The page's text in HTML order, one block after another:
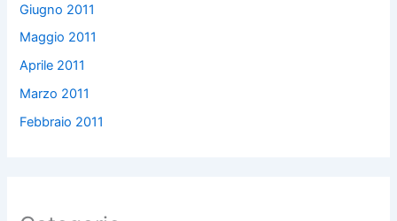
Giugno 2011
Maggio 2011
Aprile 2011
Marzo 2011
Febbraio 2011